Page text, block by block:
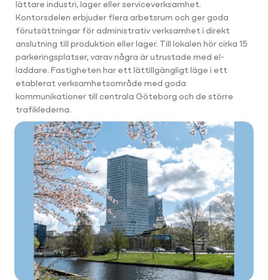
lättare industri, lager eller serviceverksamhet.
Kontorsdelen erbjuder flera arbetsrum och ger goda
förutsättningar för administrativ verksamhet i direkt
anslutning till produktion eller lager. Till lokalen hör cirka 15
parkeringsplatser, varav några är utrustade med el-
laddare. Fastigheten har ett lättillgängligt läge i ett
etablerat verksamhetsområde med goda
kommunikationer till centrala Göteborg och de större
trafiklederna.